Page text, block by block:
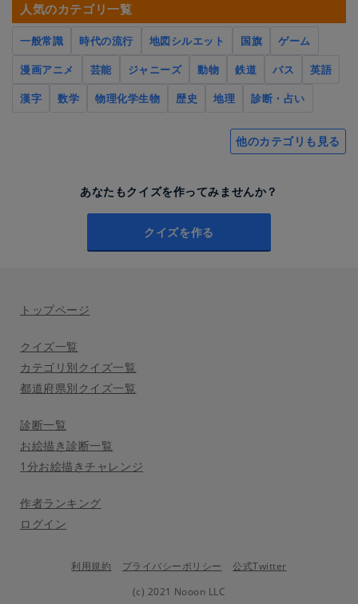
人気のカテゴリ一覧
一般常識 時代の流行 地図シルエット 国旗
ゲーム
漫画アニメ
芸能 ジャニーズ 動物 鉄道 バス
英語
漢字
数学 物理化学生物 歴史 地理 診断・占い
他のカテゴリも見る
あなたもクイズを作ってみませんか？
クイズを作る
トップページ
クイズ一覧
カテゴリ別クイズ一覧
都道府県別クイズ一覧
診断一覧
お絵描き診断一覧
1分お絵描きチャレンジ
作者ランキング
ログイン
利用規約 プライバシーポリシー
公式Twitter
(c) 2021 Nooon LLC